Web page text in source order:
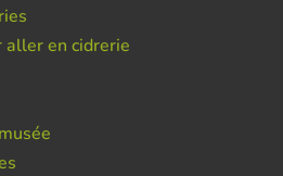
aller en cidrerie